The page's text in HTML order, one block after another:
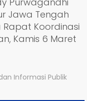
Jawa Tengah
Koordinasi
Kamis 6 Maret
Informasi Publik